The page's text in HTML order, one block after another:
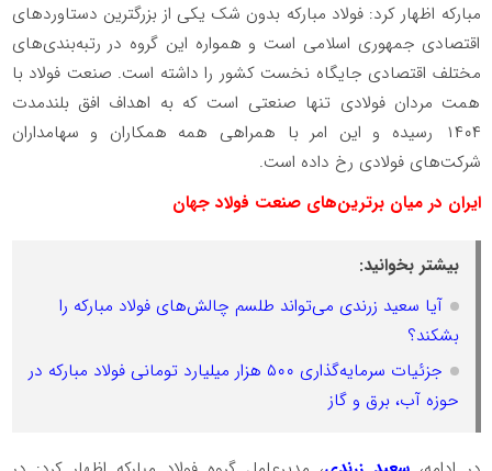
مبارکه اظهار کرد: فولاد مبارکه بدون شک یکی از بزرگترین دستاوردهای
اقتصادی جمهوری اسلامی است و همواره این گروه در رتبه‌بندی‌های
مختلف اقتصادی جایگاه نخست کشور را داشته است. صنعت فولاد با
همت مردان فولادی تنها صنعتی است که به اهداف افق بلندمدت
۱۴۰۴ رسیده و این امر با همراهی همه همکاران و سهامداران
شرکت‌های فولادی رخ داده است.
ایران در میان برترین‌های صنعت فولاد جهان
بیشتر بخوانید:
آیا سعید زرندی می‌تواند طلسم چالش‌های فولاد مبارکه را
بشکند؟
جزئیات سرمایه‌گذاری ۵۰۰ هزار میلیارد تومانی فولاد مبارکه در
حوزه آب، برق و گاز